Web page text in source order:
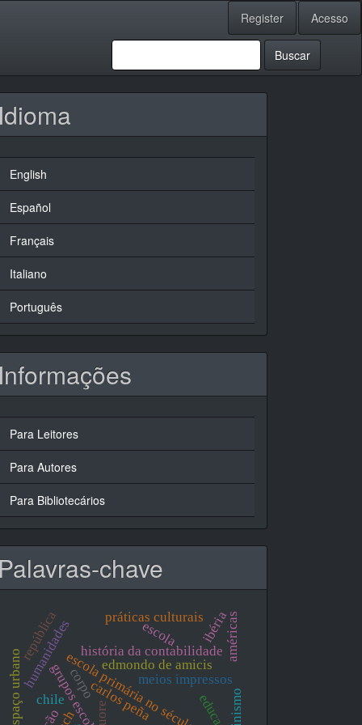
Register Acesso
Buscar
Idioma
English
Español
Français
Italiano
Português
Informações
Para Leitores
Para Autores
Para Bibliotecários
Palavras-chave
escola primária no século xx
grupos escolarescarlos peña
humanidades história da contabilidade
chile
meios impressos
cuore
edmondo de amicis
corpo
república
espaço urbano
escola
práticas culturais américas
ibéria